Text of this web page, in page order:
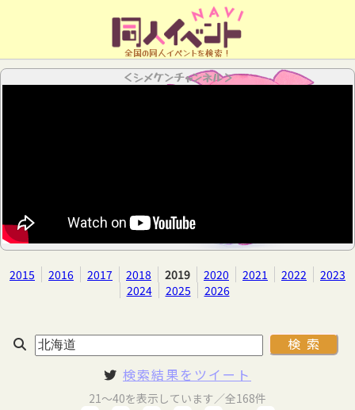
全国の同人イベントを検索！
＜シメケンチャンネル＞
2015 2016 2017 2018 2019 2020 2021 2022
2023
2024
2025 2026
検索結果をツイート
21～40を表示しています／全168件